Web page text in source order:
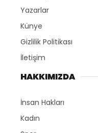
Yazarlar
Künye
Gizlilik Politikası
İletişim
HAKKIMIZDA
İnsan Hakları
Kadın